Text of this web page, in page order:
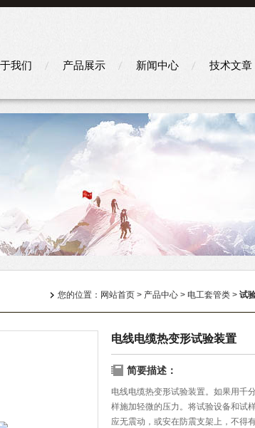
我们 产品展示 新闻中心 技术文章
您的位置： 网站首页 > 产品中心 > 电工套管类 > 试
电线电缆热变形试验装置
简要描述：
电线电缆热变形试验装置。如果用千
样施加轻微的压力。将试验设备和试
应无震动，或安在防震支架上，不得